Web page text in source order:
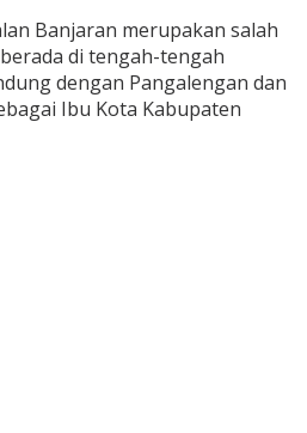
Banjaran merupakan salah
di tengah-tengah
dengan Pangalengan dan
Ibu Kota Kabupaten